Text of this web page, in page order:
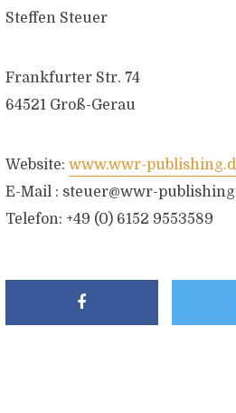
Steffen Steuer
Frankfurter Str. 74
64521 Groß-Gerau
Website: www.wwr-
E-Mail : steuer@wwr-
Telefon: +49 (0) 6152 9553589